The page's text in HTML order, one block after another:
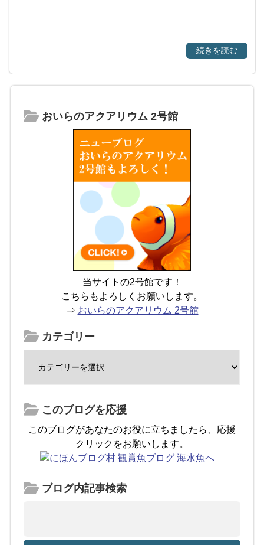
続きを読む
おいらのアクアリウム 2号館
当サイトの2号館です！
こちらもよろしくお願いします。
⇒ おいらのアクアリウム 2号館
カテゴリー
このブログを応援
このブログがあなたのお役に立ちましたら、応援
クリックをお願いします。
ブログ内記事検索